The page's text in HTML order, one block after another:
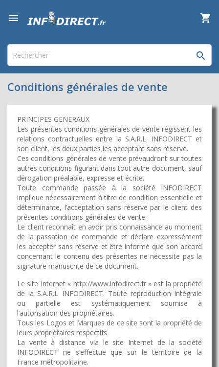
 shopping_cart

Conditions générales de vente
PRINCIPES GENERAUX
Les présentes conditions générales de vente régissent les
relations contractuelles entre la S.A.R.L. INFODIRECT et
son client, les deux parties les acceptant sans réserve.
Ces conditions générales de vente prévaudront sur toutes
autres conditions figurant dans tout autre document, sauf
dérogation préalable, expresse et écrite.
Toute commande passée à la société INFODIRECT
implique nécessairement à titre de condition essentielle et
déterminante, l’acceptation sans réserve par le client des
présentes conditions générales de vente.
Le client reconnaît en avoir pris connaissance au moment
de la passation de commande et déclare expressément
les accepter sans réserve et être informé que son accord
concernant le contenu des présentes ne nécessite pas la
signature manuscrite de ce document.
Le site Internet « http://www.infodirect.fr » est la propriété
de la S.A.R.L INFODIRECT. Toute reproduction intégrale
ou partielle est systématiquement soumise à
l’autorisation des propriétaires.
Tous les Logos et Marques de ce site sont la propriété de
leurs propriétaires respectifs
La vente à distance via le site Internet de la société
INFODIRECT ne s’effectue que sur le territoire de la
France métropolitaine.